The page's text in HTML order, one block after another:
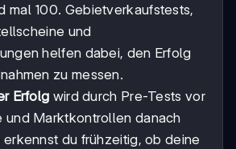
mal 100. Gebietverkaufstests,
und
helfen dabei, den Erfolg
zu messen.
Erfolg wird durch Pre-Tests vor
und Marktkontrollen danach
du frühzeitig, ob deine